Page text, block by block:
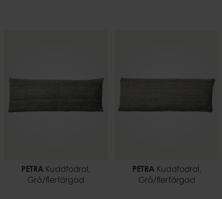
PETRA Kuddfodral,
Grå/flerfärgad
PETRA Kuddfodral,
Grå/flerfärgad